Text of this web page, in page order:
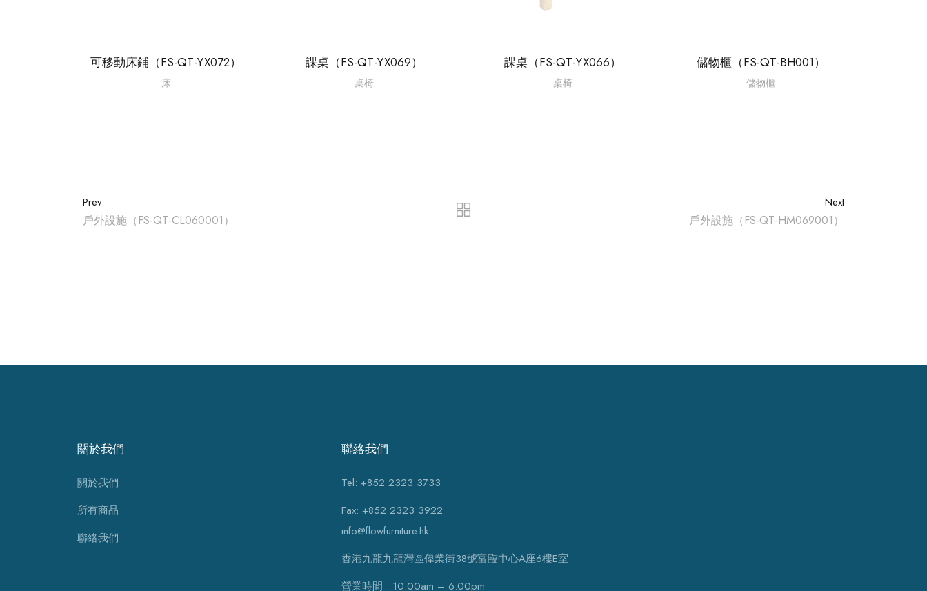
可移動床鋪（FS-QT-YX072）
床
課桌（FS-QT-YX069）
桌椅
課桌（FS-QT-YX066）
桌椅
儲物櫃（FS-QT-BH001）
儲物櫃
Prev
戶外設施（FS-QT-CL060001）
Next
戶外設施（FS-QT-HM069001）
關於我們
關於我們
所有商品
聯絡我們
聯絡我們
Tel: +852 2323 3733
Fax: +852 2323 3922
info@flowfurniture.hk
香港九龍九龍灣區偉業街38號富臨中心A座6樓E室
營業時間 : 10:00am – 6:00pm